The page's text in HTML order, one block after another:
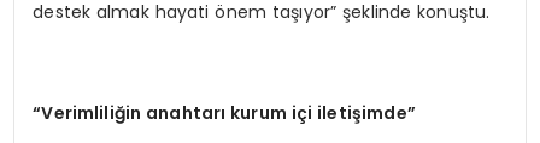
destek almak hayati önem taşıyor” şeklinde konuştu.
“Verimliliğin anahtarı kurum içi iletişimde”